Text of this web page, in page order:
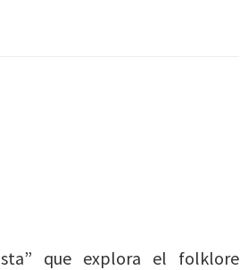
que explora el folklore